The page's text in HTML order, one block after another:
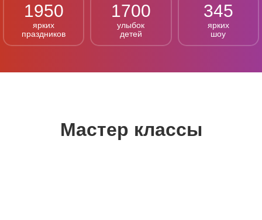
1950
ярких
праздников
1700
улыбок
детей
345
ярких
шоу
Мастер классы